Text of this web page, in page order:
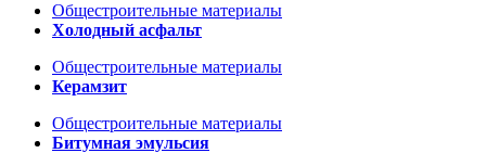
Общестроительные материалы
Холодный асфальт
Общестроительные материалы
Керамзит
Общестроительные материалы
Битумная эмульсия